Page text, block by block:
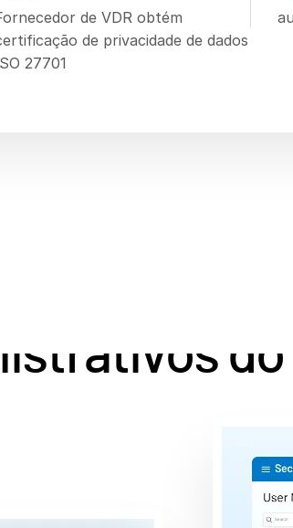
de VDR obtém
de privacidade de dados
27701